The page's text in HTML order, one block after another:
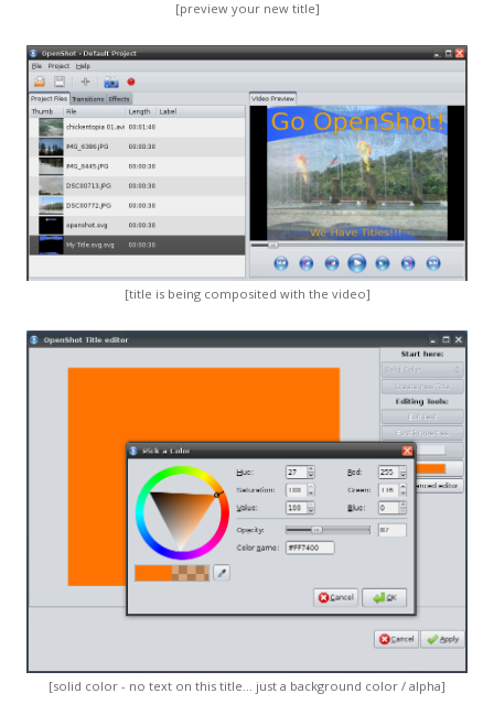
[preview your new title]
[title is being composited with the video]
[solid color - no text on this title... just a background color / alpha]